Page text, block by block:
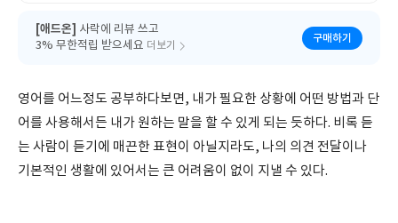
[애드온] 사락에 리뷰 쓰고
3% 무한적립 받으세요 더보기
구매하기
영어를 어느정도 공부하다보면, 내가 필요한 상황에 어떤 방법과 단
어를 사용해서든 내가 원하는 말을 할 수 있게 되는 듯하다. 비록 듣
는 사람이 듣기에 매끈한 표현이 아닐지라도, 나의 의견 전달이나
기본적인 생활에 있어서는 큰 어려움이 없이 지낼 수 있다.